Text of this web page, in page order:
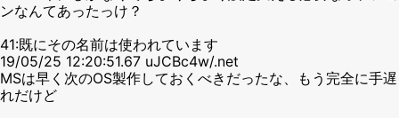
ンなんてあったっけ？
41:既にその名前は使われています
19/05/25 12:20:51.67 uJCBc4w/.net
MSは早く次のOS製作しておくべきだったな、もう完全に手遅
れだけど